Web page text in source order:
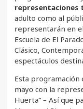
representaciones
adulto como al
representarán en
Escuela de El
Clásico,
espectáculos
Esta programación
mayo con la
Huerta” – Así que